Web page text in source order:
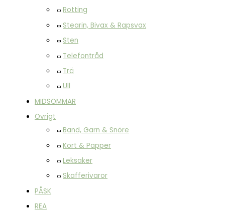
Rotting
Stearin, Bivax & Rapsvax
Sten
Telefontråd
Trä
Ull
MIDSOMMAR
Övrigt
Band, Garn & Snöre
Kort & Papper
Leksaker
Skafferivaror
PÅSK
REA